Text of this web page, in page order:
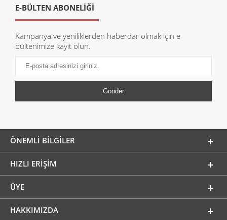
E-BÜLTEN ABONELİĞİ
Kampanya ve yeniliklerden haberdar olmak için e-
bültenimize kayıt olun.
ÖNEMLI BILGILER
HIZLI ERIŞIM
ÜYE
HAKKIMIZDA